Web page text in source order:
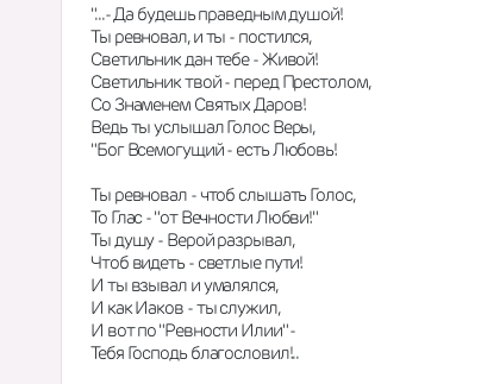
"...- Да будешь праведным душой!
Ты ревновал, и ты - постился,
Светильник дан тебе - Живой!
Светильник твой - перед Престолом,
Со Знаменем Святых Даров!
Ведь ты услышал Голос Веры,
"Бог Всемогущий - есть Любовь!
Ты ревновал - чтоб слышать Голос,
То Глас - "от Вечности Любви!"
Ты душу - Верой разрывал,
Чтоб видеть - светлые пути!
И ты взывал и умалялся,
И как Иаков - ты служил,
И вот по "Ревности Илии" -
Тебя Господь благословил!..